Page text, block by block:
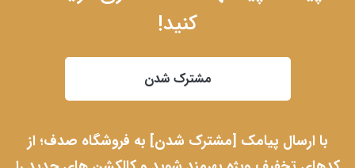
کنید!
مشترک شدن
با ارسال پیامک [مشترک شدن] به فروشگاه صدف؛ از